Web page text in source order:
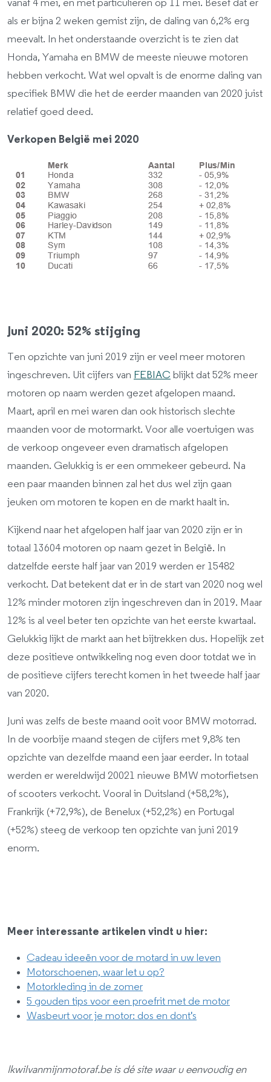
vanaf 4 mei, en met particulieren op 11 mei. Besef dat er
als er bijna 2 weken gemist zijn, de daling van 6,2% erg
meevalt. In het onderstaande overzicht is te zien dat
Honda, Yamaha en BMW de meeste nieuwe motoren
hebben verkocht. Wat wel opvalt is de enorme daling van
specifiek BMW die het de eerder maanden van 2020 juist
relatief goed deed.
Verkopen België mei 2020
Juni 2020: 52% stijging
Ten opzichte van juni 2019 zijn er veel meer motoren
ingeschreven. Uit cijfers van FEBIAC blijkt dat 52% meer
motoren op naam werden gezet afgelopen maand.
Maart, april en mei waren dan ook historisch slechte
maanden voor de motormarkt. Voor alle voertuigen was
de verkoop ongeveer even dramatisch afgelopen
maanden. Gelukkig is er een ommekeer gebeurd. Na
een paar maanden binnen zal het dus wel zijn gaan
jeuken om motoren te kopen en de markt haalt in.
Kijkend naar het afgelopen half jaar van 2020 zijn er in
totaal 13604 motoren op naam gezet in België. In
datzelfde eerste half jaar van 2019 werden er 15482
verkocht. Dat betekent dat er in de start van 2020 nog wel
12% minder motoren zijn ingeschreven dan in 2019. Maar
12% is al veel beter ten opzichte van het eerste kwartaal.
Gelukkig lijkt de markt aan het bijtrekken dus. Hopelijk zet
deze positieve ontwikkeling nog even door totdat we in
de positieve cijfers terecht komen in het tweede half jaar
van 2020.
Juni was zelfs de beste maand ooit voor BMW motorrad.
In de voorbije maand stegen de cijfers met 9,8% ten
opzichte van dezelfde maand een jaar eerder. In totaal
werden er wereldwijd 20021 nieuwe BMW motorfietsen
of scooters verkocht. Vooral in Duitsland (+58,2%),
Frankrijk (+72,9%), de Benelux (+52,2%) en Portugal
(+52%) steeg de verkoop ten opzichte van juni 2019
enorm.
Meer interessante artikelen vindt u hier:
Cadeau ideeën voor de motard in uw leven
Motorschoenen, waar let u op?
Motorkleding in de zomer
5 gouden tips voor een proefrit met de motor
Wasbeurt voor je motor: dos en dont's
Ikwilvanmijnmotoraf.be is dé site waar u eenvoudig en